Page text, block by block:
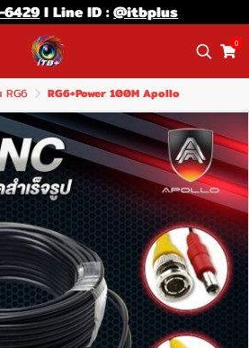
l Line lD :@itbplus
0
RG6+Power 100M Apollo